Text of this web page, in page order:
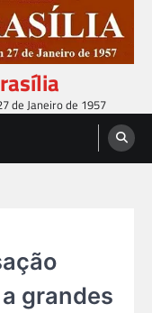
de Janeiro de 1957
grandes